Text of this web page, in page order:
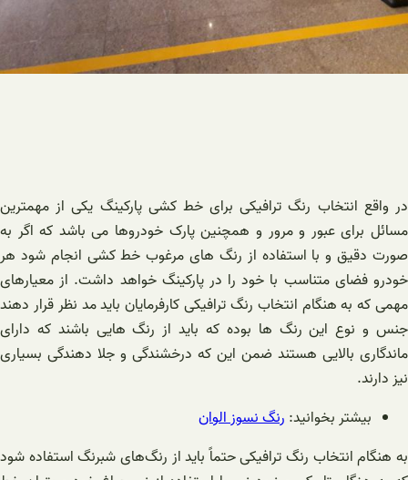
در واقع انتخاب رنگ ترافیکی برای خط کشی پارکینگ یکی از مهمترین
مسائل برای عبور و مرور و همچنین پارک خودروها می باشد که اگر به
صورت دقیق و با استفاده از رنگ‌ های مرغوب خط کشی انجام شود هر
خودرو فضای متناسب با خود را در پارکینگ خواهد داشت. از معیارهای
مهمی که به هنگام انتخاب رنگ ترافیکی کارفرمایان باید مد نظر قرار دهند
جنس و نوع این رنگ ها بوده که باید از رنگ هایی باشند که دارای
ماندگاری بالایی هستند ضمن این که درخشندگی و جلا دهندگی بسیاری
نیز دارند.
بیشتر بخوانید: رنگ نسوز الوان
به هنگام انتخاب رنگ ترافیکی حتماً باید از رنگ‌های شبرنگ استفاده شود